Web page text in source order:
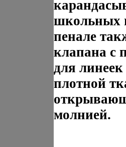
школьных
пенале
клапана с
для
плотной
молнией.